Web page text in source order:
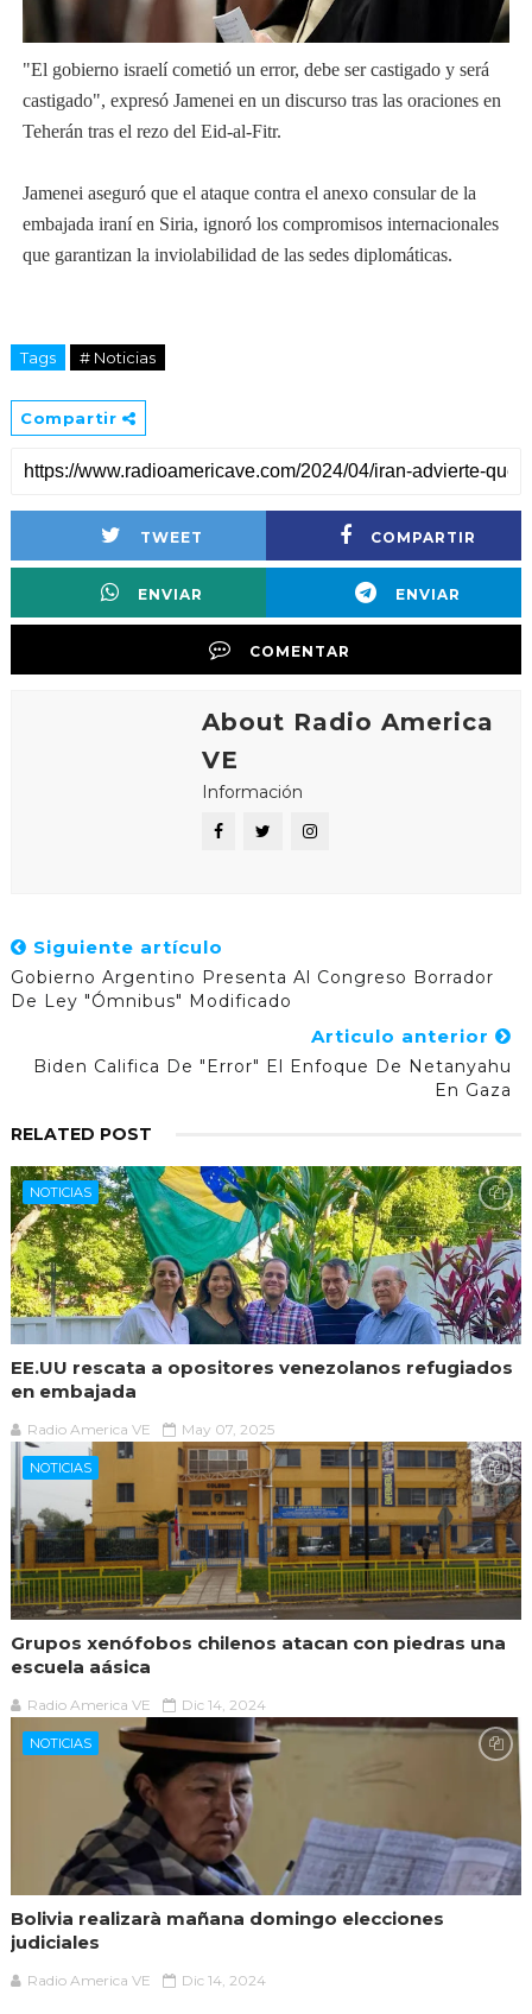
"El gobierno israelí cometió un error, debe ser castigado y será
castigado", expresó Jamenei en un discurso tras las oraciones en
Teherán tras el rezo del Eid-al-Fitr.
Jamenei aseguró que el ataque contra el anexo consular de la
embajada iraní en Siria, ignoró los compromisos internacionales
que garantizan la inviolabilidad de las sedes diplomáticas.
Tags # Noticias
Compartir
TWEET COMPARTIR
ENVIAR ENVIAR
COMENTAR
About Radio America
VE
Información
Siguiente artículo
Gobierno Argentino Presenta Al Congreso Borrador
De Ley "ómnibus" Modificado
Articulo anterior
Biden Califica De "error" El Enfoque De Netanyahu
En Gaza
RELATED POST
NOTICIAS
EE.UU rescata a opositores venezolanos refugiados
en embajada
Radio America VE May 07, 2025
NOTICIAS
Grupos xenófobos chilenos atacan con piedras una
escuela aásica
Radio America VE Dic 14, 2024
NOTICIAS
Bolivia realizarà mañana domingo elecciones
judiciales
Radio America VE Dic 14, 2024